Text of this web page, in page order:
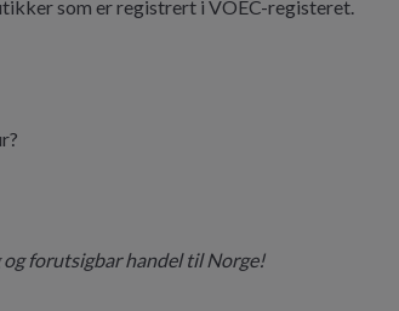
som er registrert i VOEC-registeret.
og forutsigbar handel til Norge!